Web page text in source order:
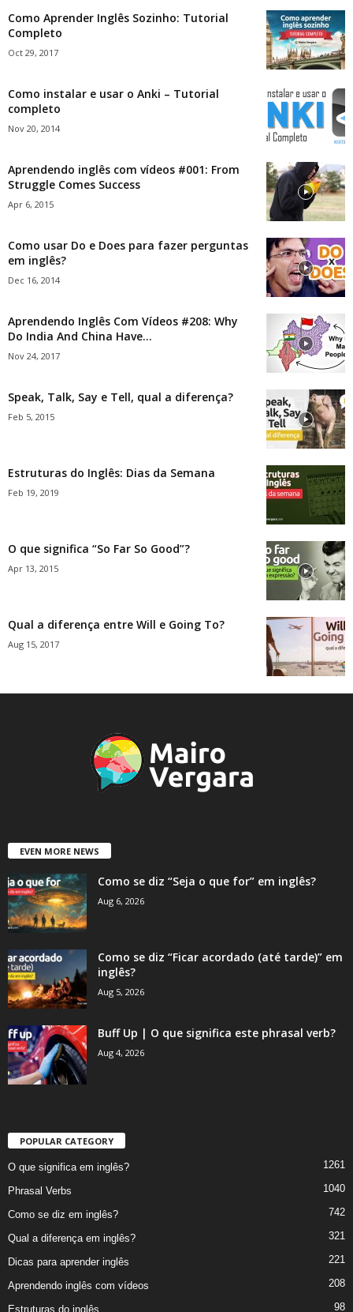
Como Aprender Inglês Sozinho: Tutorial
Completo
Oct 29, 2017
Como instalar e usar o Anki – Tutorial
completo
Nov 20, 2014
Aprendendo inglês com vídeos #001: From
Struggle Comes Success
Apr 6, 2015
Como usar Do e Does para fazer perguntas
em inglês?
Dec 16, 2014
Aprendendo Inglês Com Vídeos #208: Why
Do India And China Have...
Nov 24, 2017
Speak, Talk, Say e Tell, qual a diferença?
Feb 5, 2015
Estruturas do Inglês: Dias da Semana
Feb 19, 2019
O que significa “So Far So Good”?
Apr 13, 2015
Qual a diferença entre Will e Going To?
Aug 15, 2017
EVEN MORE NEWS
Como se diz “Seja o que for” em inglês?
Aug 6, 2026
Como se diz “Ficar acordado (até tarde)” em
inglês?
Aug 5, 2026
Buff Up | O que significa este phrasal verb?
Aug 4, 2026
POPULAR CATEGORY
O que significa em inglês? 1261
Phrasal Verbs 1040
Como se diz em inglês? 742
Qual a diferença em inglês? 321
Dicas para aprender inglês 221
Aprendendo inglês com vídeos 208
Estruturas do inglês 98